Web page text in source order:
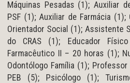
Máquinas Pesadas (1); Auxiliar
PSF (1); Auxiliar de Farmácia (1);
Orientador Social (1); Assistente
do CRAS (1); Educador
Farmacêutico II – 20 horas (1);
Odontólogo Família (1);
PEB (5); Psicólogo (1);